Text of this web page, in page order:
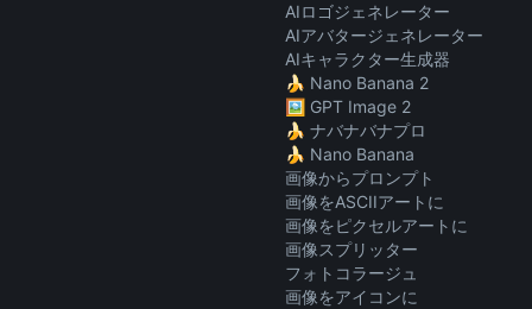
AIロゴジェネレーター
AIアバタージェネレーター
AIキャラクター生成器
🍌 Nano Banana 2
🖼️ GPT Image 2
🍌 ナバナバナプロ
🍌 Nano Banana
画像からプロンプト
画像をASCIIアートに
画像をピクセルアートに
画像スプリッター
フォトコラージュ
画像をアイコンに